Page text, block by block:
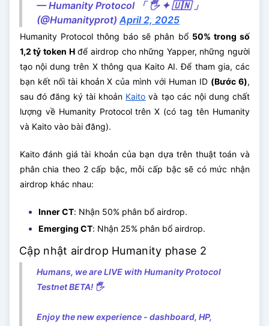
— Humanity Protocol 「 🖐️ ✦ 🇺🇳 」
(@Humanityprot)April 2, 2025
Humanity Protocol thông báo sẽ phân bổ 50% trong số
1,2 tỷ token Hđể airdrop cho những Yapper, những người
tạo nội dung trên X thông qua Kaito AI. Để tham gia, các
bạn kết nối tài khoản X của mình với Human ID (Bước 6),
sau đó đăng ký tài khoản Kaito và tạo các nội dung chất
lượng về Humanity Protocol trên X (có tag tên Humanity
và Kaito vào bài đăng).
Kaito đánh giá tài khoản của bạn dựa trên thuật toán và
phân chia theo 2 cấp bậc, mỗi cấp bậc sẽ có mức nhận
airdrop khác nhau:
Inner CT: Nhận 50% phân bổ airdrop.
Emerging CT: Nhận 25% phân bổ airdrop.
Cập nhật airdrop Humanity phase 2
Humans, we are LIVE with Humanity Protocol
Testnet BETA! 🖐️
Enjoy the new experience - dashboard, HP,